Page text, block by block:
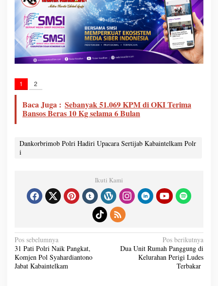
1 2
Baca Juga : Sebanyak 51.069 KPM di OKI Terima
Bansos Beras 10 Kg selama 6 Bulan
Dankorbrimob Polri Hadiri Upacara Sertijab Kabaintelkam Polr
i
Ikuti Kami
N
a
v
i
g
a
Pos sebelumnya
31 Pati Polri Naik Pangkat,
Komjen Pol Syahardiantono
Jabat Kabaintelkam
Pos berikutnya
Dua Unit Rumah Panggung di
Kelurahan Perigi Ludes
Terbakar